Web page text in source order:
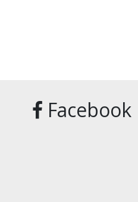
Facebook